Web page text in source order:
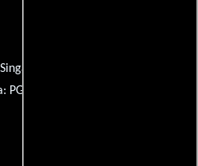
Singapur: PG
PG